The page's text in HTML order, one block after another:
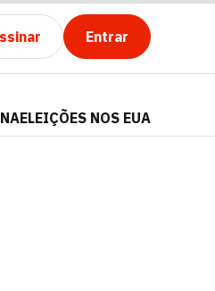
Entrar
ELEIÇÕES NOS EUA